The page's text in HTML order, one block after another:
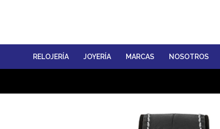
RELOJERÍA JOYERÍA MARCAS NOSOTROS